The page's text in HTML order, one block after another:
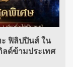
ะ ฟิลิปปินส์ ใน
ลด์ข้ามประเทศ